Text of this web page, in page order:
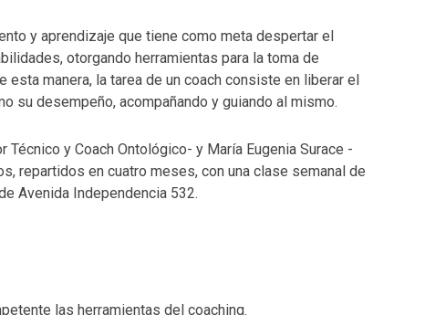
y aprendizaje que tiene como meta despertar el
otorgando herramientas para la toma de
manera, la tarea de un coach consiste en liberar el
su desempeño, acompañando y guiando al mismo.
y Coach Ontológico- y María Eugenia Surace -
repartidos en cuatro meses, con una clase semanal de
Avenida Independencia 532.
las herramientas del coaching.